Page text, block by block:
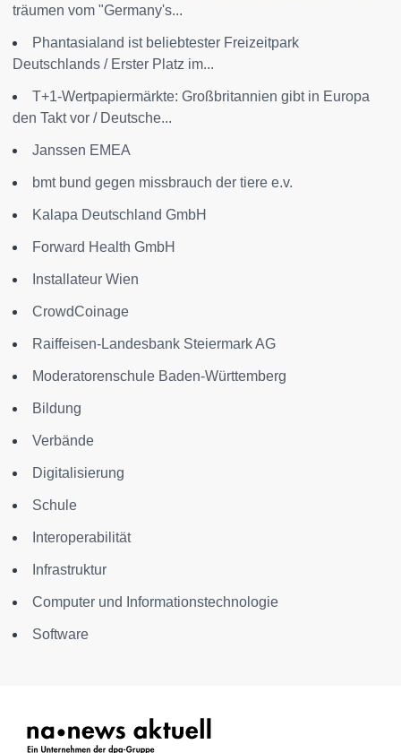
träumen vom "Germany's...
Phantasialand ist beliebtester Freizeitpark
Deutschlands / Erster Platz im...
T+1-Wertpapiermärkte: Großbritannien gibt in Europa
den Takt vor / Deutsche...
Janssen EMEA
bmt bund gegen missbrauch der tiere e.v.
Kalapa Deutschland GmbH
Forward Health GmbH
Installateur Wien
CrowdCoinage
Raiffeisen-Landesbank Steiermark AG
Moderatorenschule Baden-Württemberg
Bildung
Verbände
Digitalisierung
Schule
Interoperabilität
Infrastruktur
Computer und Informationstechnologie
Software